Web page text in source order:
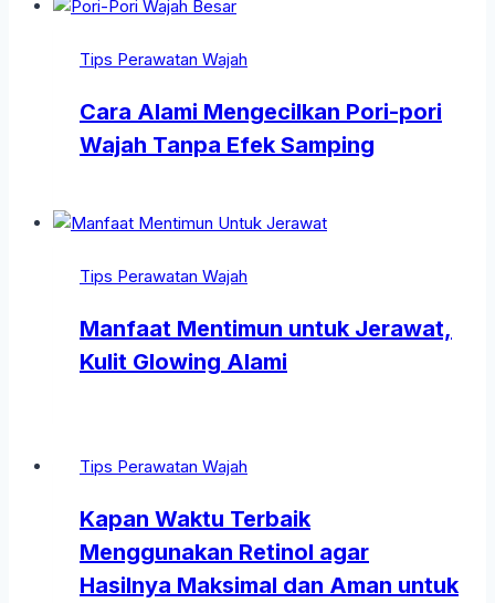
Tips Perawatan Wajah
Cara Alami Mengecilkan Pori-pori
Wajah Tanpa Efek Samping
Tips Perawatan Wajah
Manfaat Mentimun untuk Jerawat,
Kulit Glowing Alami
Tips Perawatan Wajah
Kapan Waktu Terbaik
Menggunakan Retinol agar
Hasilnya Maksimal dan Aman untuk